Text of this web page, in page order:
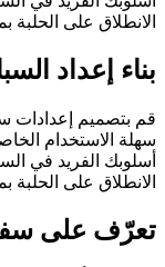
الانطلاق على الحلبة
بناء إعداد
سهلة الاستخدام
أسلوبك الفريد في
الانطلاق على الحلبة
تعرّف على